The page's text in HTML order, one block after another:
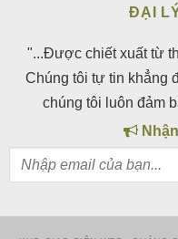
ĐẠI
"...Được chiết xuất từ
Chúng tôi tự tin khẳng
chúng tôi luôn đảm